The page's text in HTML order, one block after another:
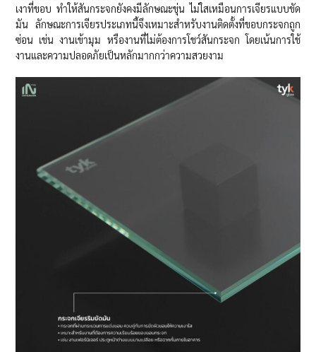
เงาที่ขอบ ทำให้สันกระจกยังคงมีลักษณะขุ่น ไม่ใสเหมือนการเจียรแบบขัด
มัน ลักษณะการเจียรประเภทนี้จึงเหมาะสำหรับงานติดตั้งที่ขอบกระจกถูก
ซ่อน เช่น งานเข้ามุม หรืองานที่ไม่ต้องการโชว์สันกระจก โดยเน้นการใช้
งานและความปลอดภัยเป็นหลักมากกว่าความสวยงาม